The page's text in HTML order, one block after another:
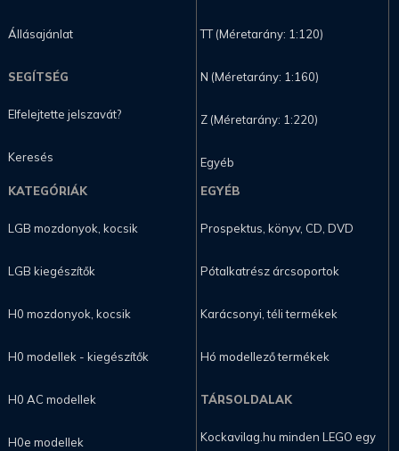
Állásajánlat
SEGÍTSÉG
Elfelejtette jelszavát?
Keresés
TT (Méretarány: 1:120)
N (Méretarány: 1:160)
Z (Méretarány: 1:220)
Egyéb
KATEGÓRIÁK
LGB mozdonyok, kocsik
LGB kiegészítők
H0 mozdonyok, kocsik
H0 modellek - kiegészítők
H0 AC modellek
H0e modellek
EGYÉB
Prospektus, könyv, CD, DVD
Pótalkatrész árcsoportok
Karácsonyi, téli termékek
Hó modellező termékek
TÁRSOLDALAK
Kockavilag.hu minden LEGO egy